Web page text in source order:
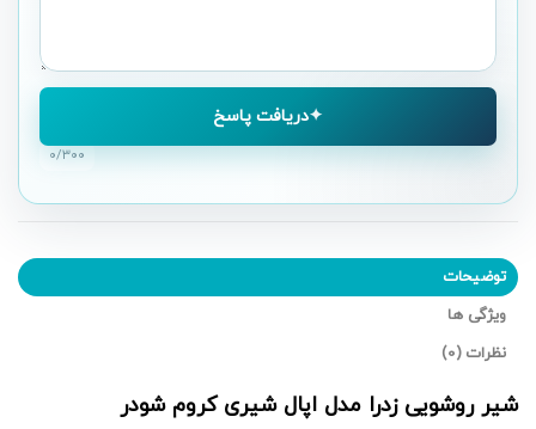
دریافت پاسخ
۰/۳۰۰
توضیحات
ویژگی ها
نظرات (0)
شیر روشویی زدرا مدل اپال شیری کروم شودر